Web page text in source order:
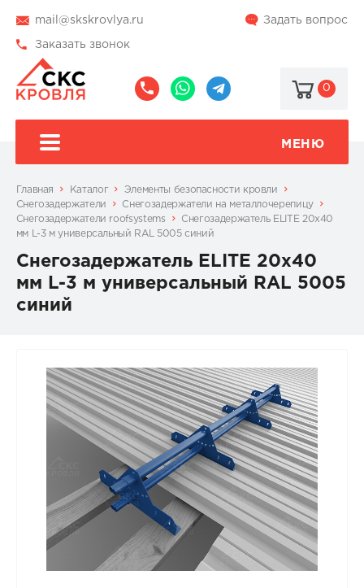
mail@skskrovlya.ru Задать вопрос
Заказать звонок
0
МЕНЮ
Главная Каталог
Элементы безопасности кровли
Снегозадержатели
Снегозадержатели на металлочерепицу
Снегозадержатели roofsystems
Снегозадержатель ELITE 20х40
мм L-3 м универсальный RAL 5005 синий
Снегозадержатель ELITE 20х40
мм L-3 м универсальный RAL 5005
синий